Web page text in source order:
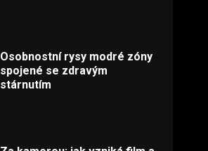
Osobnostní rysy modré zóny
spojené se zdravým
stárnutím